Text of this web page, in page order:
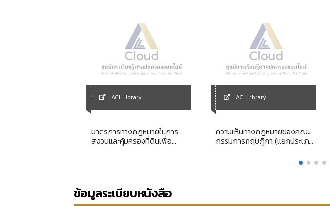
ACL Library
มาตรการทางกฎหมายในการ
สงวนและคุ้มครองที่ดินเพื่อ
ACL Library
ความเห็นทางกฎหมายของคณะ
กรรมการกฤษฎีกา (แยกประเภท)
ทางปกครอง พ.ศ. 2539 (เล่ม 2)
ข้อมูลระเบียบหนังสือ